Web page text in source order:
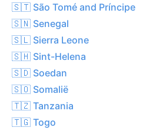
🇸🇹 São Tomé and Príncipe
🇸🇳 Senegal
🇸🇱 Sierra Leone
🇸🇭 Sint-Helena
🇸🇩 Soedan
🇸🇴 Somalië
🇹🇿 Tanzania
🇹🇬 Togo